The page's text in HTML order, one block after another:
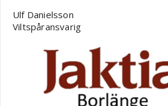
Ulf Danielsson
Viltspåransvarig